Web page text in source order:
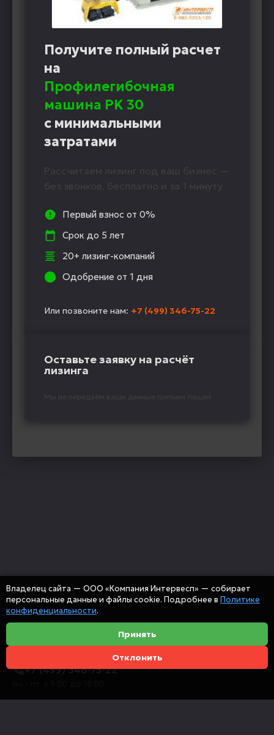
Получите полный расчет
на
Профилегибочная
машина PK 30
с минимальными
затратами
Рассчитаем лизинг под ваш бизнес —
без звонков, бесплатно и за 1 минуту
Первый взнос от 0%
Срок до 5 лет
20+ лизинг-компаний
Одобрение от 1 дня
Или позвоните нам: +7 (499) 346-75-22
Оставьте заявку на расчёт
лизинга
Мы не передаём ваши данные третьим лицам
+7 (499) 346-75-22
Владелец сайта — ООО «Компания Интервесп» — собирает
персональные данные и файлы cookie. Подробнее в Политике
конфиденциальности.
Принять
Отклонить